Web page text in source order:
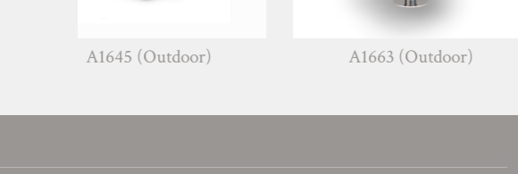
(Outdoor) A1663 (Outdoor)